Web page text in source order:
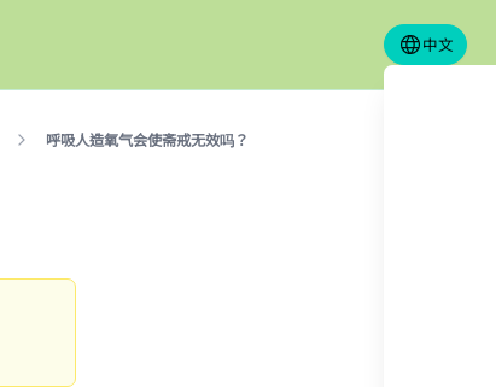
中文
呼吸人造氧气会使斋戒无效吗？